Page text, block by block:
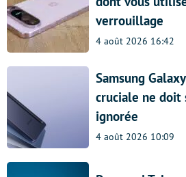
verrouillage
4 août 2026 16:42
Samsung
cruciale ne
ignorée
4 août 2026 10:09